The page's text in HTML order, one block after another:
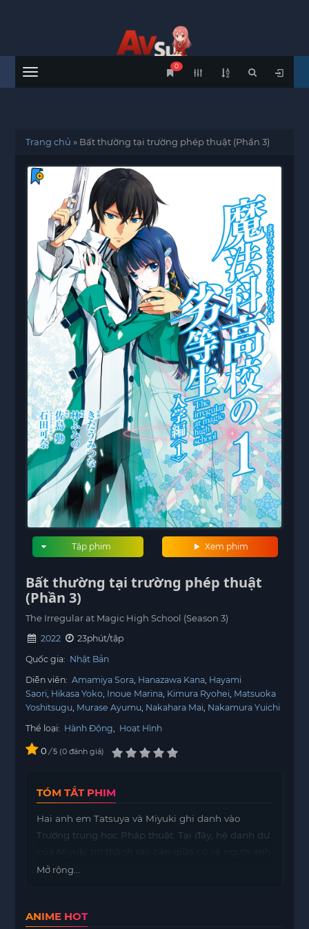
Menu
0
Trang chủ » Bất thường tại trường phép thuật (Phần 3)
Xem phim
Tập phim
Bất thường tại trường phép thuật
(Phần 3)
The Irregular at Magic High School (Season 3)
2022
23phút/tập
Quốc gia: Nhật Bản
Diễn viên: Amamiya Sora Hanazawa Kana Hayami
Saori Hikasa Yoko Inoue Marina Kimura Ryohei Matsuoka
Yoshitsugu Murase Ayumu Nakahara Mai Nakamura Yuichi
Thể loại: Hành Động, Hoạt Hình
0 / 5 0 đánh giá
TÓM TẮT PHIM
Hai anh em Tatsuya và Miyuki ghi danh vào
Trường trung học Pháp thuật. Tại đây, hệ danh dự
trai kém hơn.
Mở rộng...
ANIME HOT